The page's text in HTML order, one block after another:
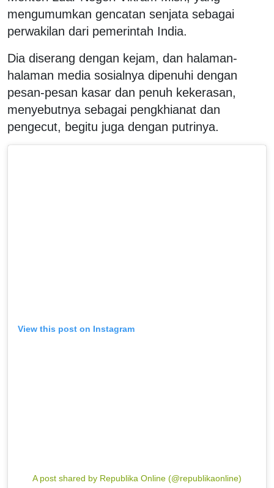
mengumumkan gencatan senjata sebagai
perwakilan dari pemerintah India.
Dia diserang dengan kejam, dan halaman-
halaman media sosialnya dipenuhi dengan
pesan-pesan kasar dan penuh kekerasan,
menyebutnya sebagai pengkhianat dan
pengecut, begitu juga dengan putrinya.
View this post on Instagram
A post shared by Republika Online (@republikaonline)